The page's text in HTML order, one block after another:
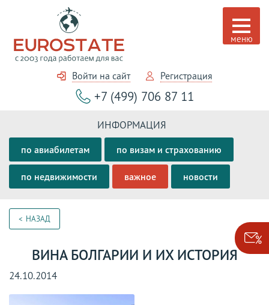
Войти на сайт Регистрация
+7 (499) 706 87 11
ИНФОРМАЦИЯ
по авиабилетам по визам и страхованию
по недвижимости важное новости
НАЗАД
ВИНА БОЛГАРИИ И ИХ ИСТОРИЯ
24.10.2014